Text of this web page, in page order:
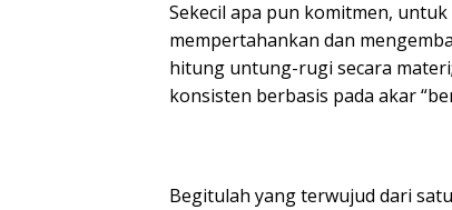
Sekecil apa pun komitmen,
mempertahankan dan
hitung untung-rugi secara
konsisten berbasis pada akar
Begitulah yang terwujud dari